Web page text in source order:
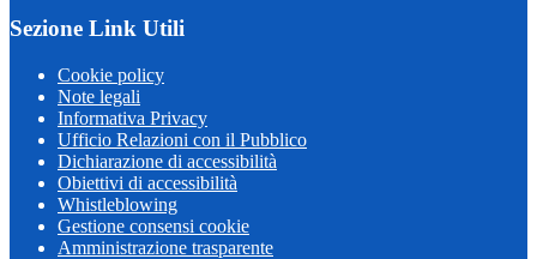
Sezione Link Utili
Cookie policy
Note legali
Informativa Privacy
Ufficio Relazioni con il Pubblico
Dichiarazione di accessibilità
Obiettivi di accessibilità
Whistleblowing
Gestione consensi cookie
Amministrazione trasparente